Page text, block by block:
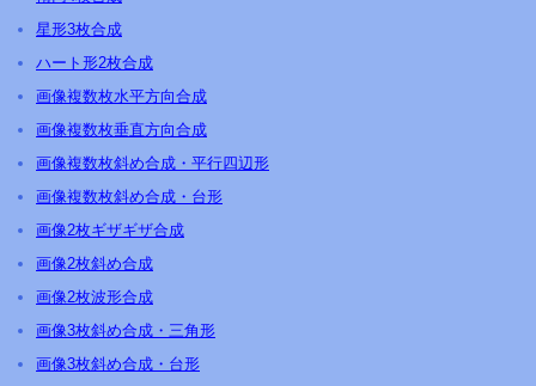
星形3枚合成
ハート形2枚合成
画像複数枚水平方向合成
画像複数枚垂直方向合成
画像複数枚斜め合成・平行四辺形
画像複数枚斜め合成・台形
画像2枚ギザギザ合成
画像2枚斜め合成
画像2枚波形合成
画像3枚斜め合成・三角形
画像3枚斜め合成・台形